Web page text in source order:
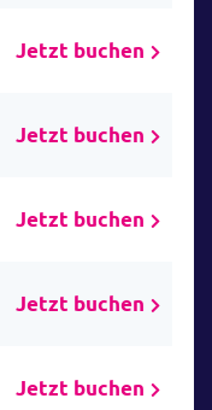
Jetzt buchen
Jetzt buchen
Jetzt buchen
Jetzt buchen
Jetzt buchen